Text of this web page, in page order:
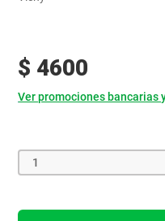
$ 4600
Ver promociones bancarias
1